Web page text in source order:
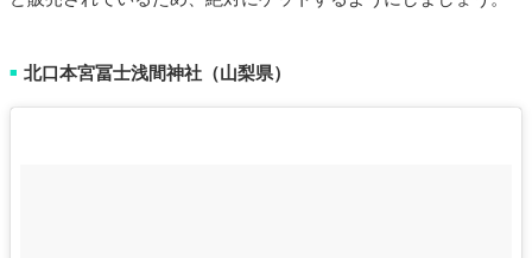
■ 北口本宮冨士浅間神社（山梨県）